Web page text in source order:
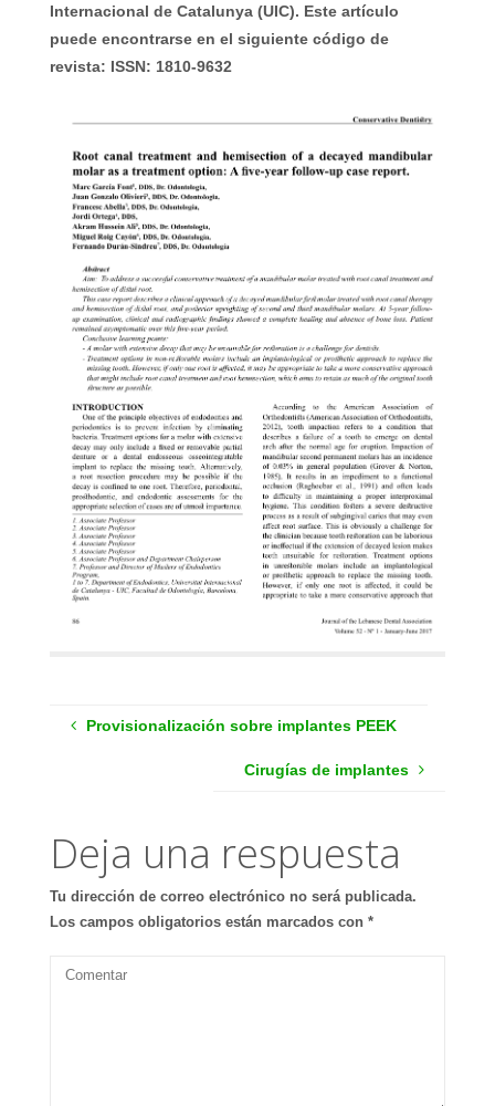
Internacional de Catalunya (UIC). Este artículo
puede encontrarse en el siguiente código de
revista: ISSN: 1810-9632
Provisionalización sobre implantes PEEK
Cirugías de implantes
Deja una respuesta
Tu dirección de correo electrónico no será publicada.
Los campos obligatorios están marcados con *